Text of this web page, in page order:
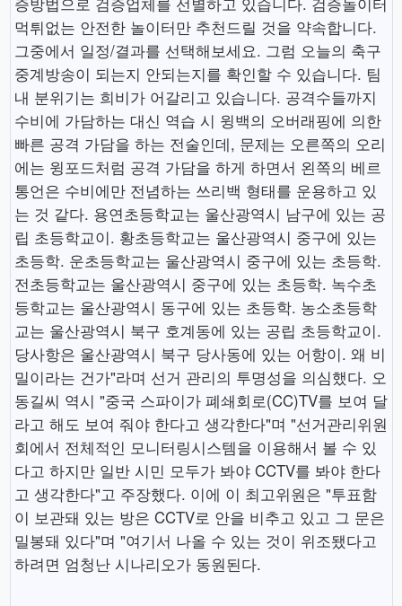
먹튀없는 안전한 놀이터만 추천드릴 것을 약속합니다.
그중에서 일정/결과를 선택해보세요. 그럼 오늘의 축구
중계방송이 되는지 안되는지를 확인할 수 있습니다. 팀
내 분위기는 희비가 어갈리고 있습니다. 공격수들까지
수비에 가담하는 대신 역습 시 윙백의 오버래핑에 의한
빠른 공격 가담을 하는 전술인데, 문제는 오른쪽의 오리
에는 윙포드처럼 공격 가담을 하게 하면서 왼쪽의 베르
통언은 수비에만 전념하는 쓰리백 형태를 운용하고 있
는 것 같다. 용연초등학교는 울산광역시 남구에 있는 공
립 초등학교이. 황초등학교는 울산광역시 중구에 있는
초등학. 운초등학교는 울산광역시 중구에 있는 초등학.
전초등학교는 울산광역시 중구에 있는 초등학. 녹수초
등학교는 울산광역시 동구에 있는 초등학. 농소초등학
교는 울산광역시 북구 호계동에 있는 공립 초등학교이.
당사항은 울산광역시 북구 당사동에 있는 어항이. 왜 비
밀이라는 건가"라며 선거 관리의 투명성을 의심했다. 오
동길씨 역시 "중국 스파이가 폐쇄회로(CC)TV를 보여 달
라고 해도 보여 줘야 한다고 생각한다"며 "선거관리위원
회에서 전체적인 모니터링시스템을 이용해서 볼 수 있
다고 하지만 일반 시민 모두가 봐야 CCTV를 봐야 한다
고 생각한다"고 주장했다. 이에 이 최고위원은 "투표함
이 보관돼 있는 방은 CCTV로 안을 비추고 있고 그 문은
밀봉돼 있다"며 "여기서 나올 수 있는 것이 위조됐다고
하려면 엄청난 시나리오가 동원된다.